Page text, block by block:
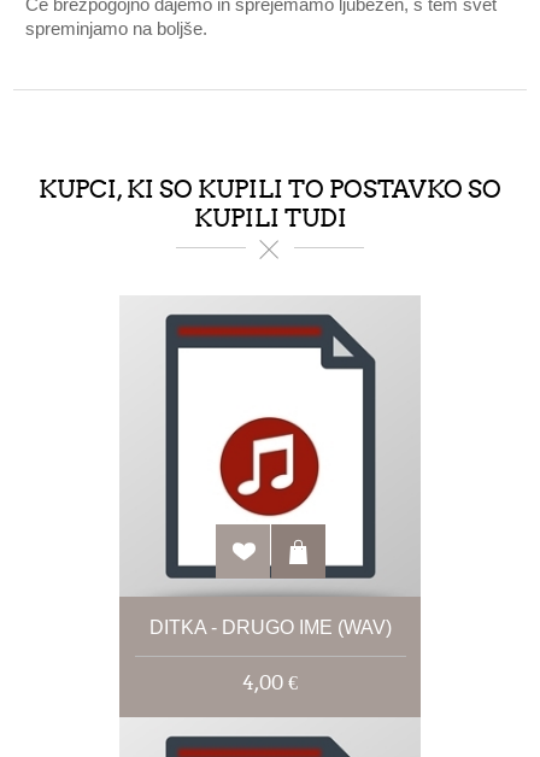
spreminjamo na boljše.
KUPCI, KI SO KUPILI TO POSTAVKO SO
KUPILI TUDI
DITKA - DRUGO IME (WAV)
4,00 €